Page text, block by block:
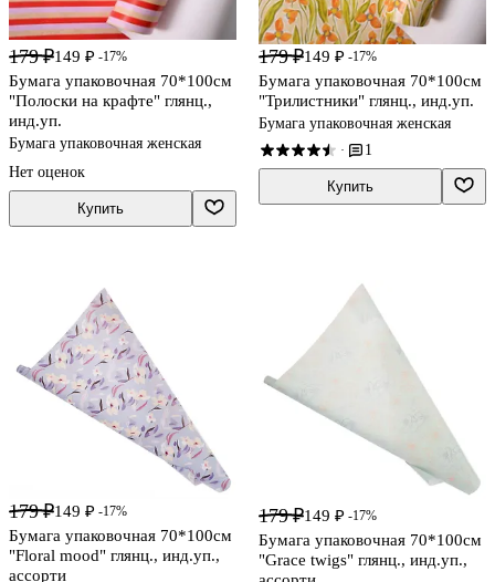
179 ₽149 ₽ -17%
Бумага упаковочная 70*100см
"Полоски на крафте" глянц.,
инд.уп.
Бумага упаковочная женская
Нет оценок
Купить
179 ₽149 ₽ -17%
Бумага упаковочная 70*100см
"Трилистники" глянц., инд.уп.
Бумага упаковочная женская
· 1
Купить
179 ₽149 ₽ -17%
Бумага упаковочная 70*100см
"Floral mood" глянц., инд.уп.,
ассорти
179 ₽149 ₽ -17%
Бумага упаковочная 70*100см
"Grace twigs" глянц., инд.уп.,